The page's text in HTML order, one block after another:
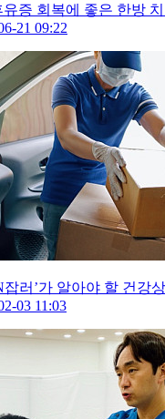
유증 회복에 좋은 한방
21 09:22
잡러’가 알아야 할 건강
03 11:03